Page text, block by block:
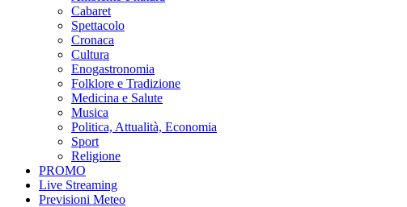
Cabaret
Spettacolo
Cronaca
Cultura
Enogastronomia
Folklore e Tradizione
Medicina e Salute
Musica
Politica, Attualità, Economia
Sport
Religione
PROMO
Live Streaming
Previsioni Meteo